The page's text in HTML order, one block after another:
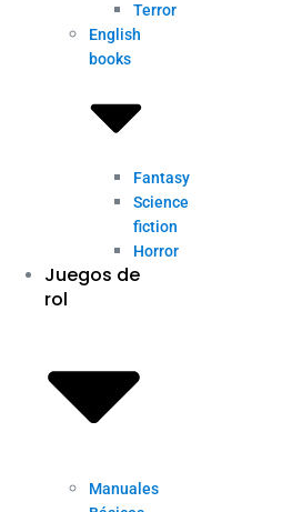
Terror
English
books
Fantasy
Science
fiction
Horror
Juegos de
rol
Manuales